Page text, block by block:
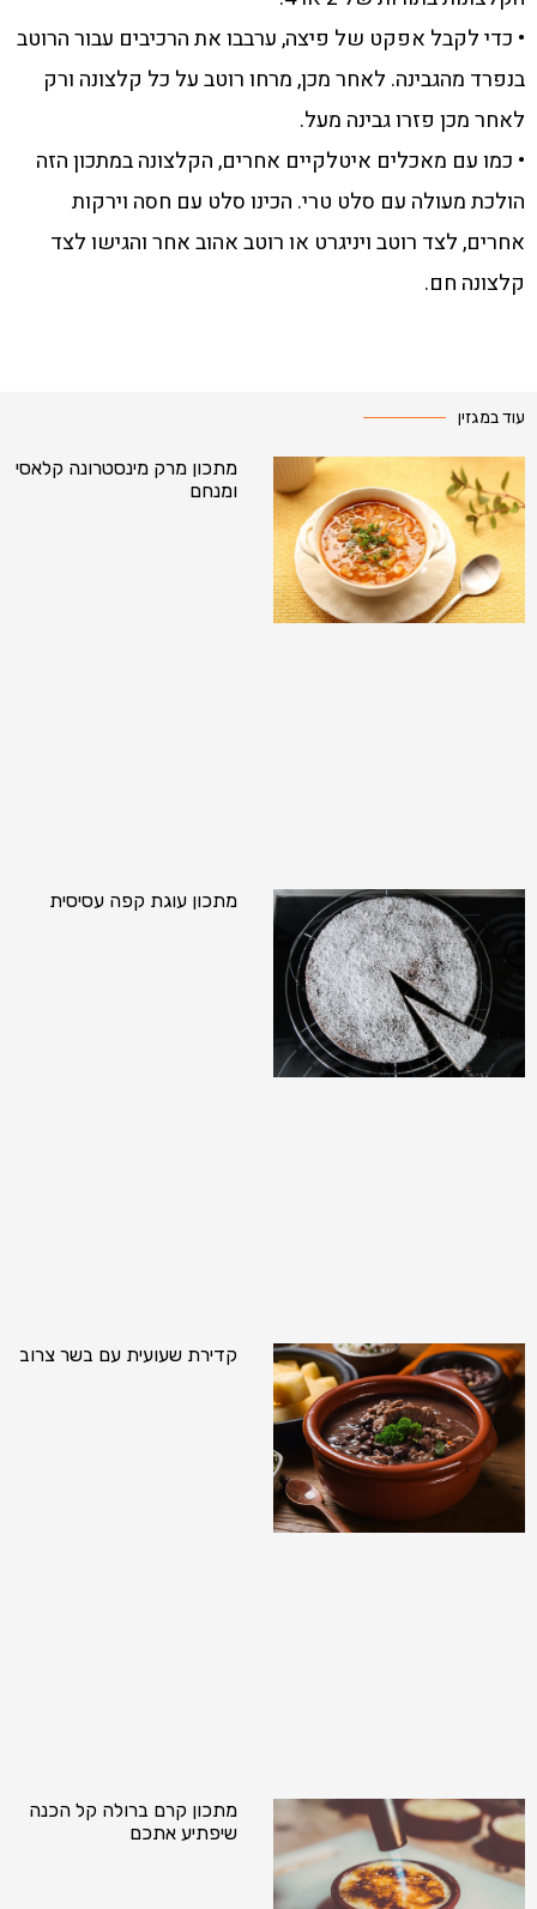
• כדי לקבל אפקט של פיצה, ערבבו את הרכיבים עבור הרוטב
בנפרד מהגבינה. לאחר מכן, מרחו רוטב על כל קלצונה ורק
לאחר מכן פזרו גבינה מעל.
• כמו עם מאכלים איטלקיים אחרים, הקלצונה במתכון הזה
הולכת מעולה עם סלט טרי. הכינו סלט עם חסה וירקות
אחרים, לצד רוטב ויניגרט או רוטב אהוב אחר והגישו לצד
קלצונה חם.
עוד במגזין
מתכון מרק מינסטרונה קלאסי
ומנחם
מתכון עוגת קפה עסיסית
קדירת שעועית עם בשר צרוב
מתכון קרם ברולה קל הכנה
שיפתיע אתכם